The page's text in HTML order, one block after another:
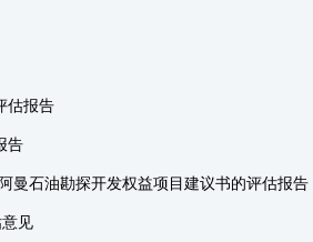
估报告
告
曼石油勘探开发权益项目建议书的评估报告
见